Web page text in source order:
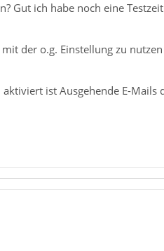
Gut ich habe noch eine
der o.g. Einstellung zu
ist Ausgehende E-Mails